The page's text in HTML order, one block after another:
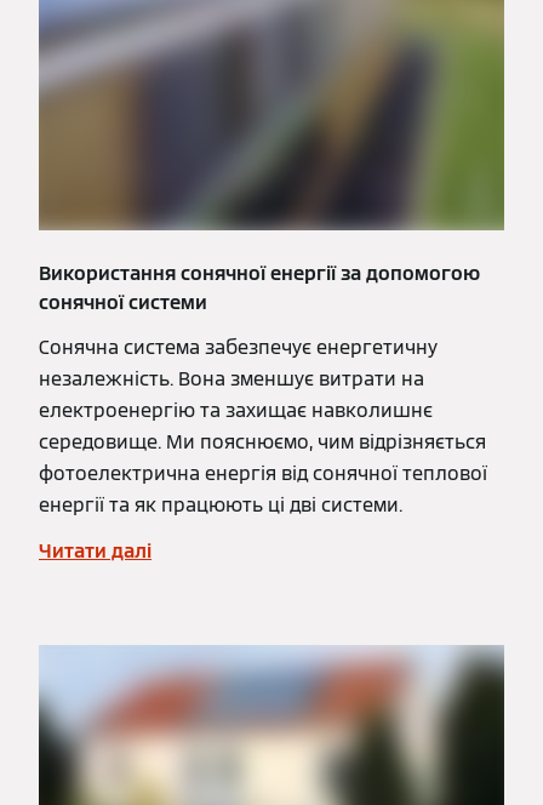
Використання сонячної енергії за допомогою
сонячної системи
Сонячна система забезпечує енергетичну
незалежність. Вона зменшує витрати на
електроенергію та захищає навколишнє
середовище. Ми пояснюємо, чим відрізняється
фотоелектрична енергія від сонячної теплової
енергії та як працюють ці дві системи.
Читати далі